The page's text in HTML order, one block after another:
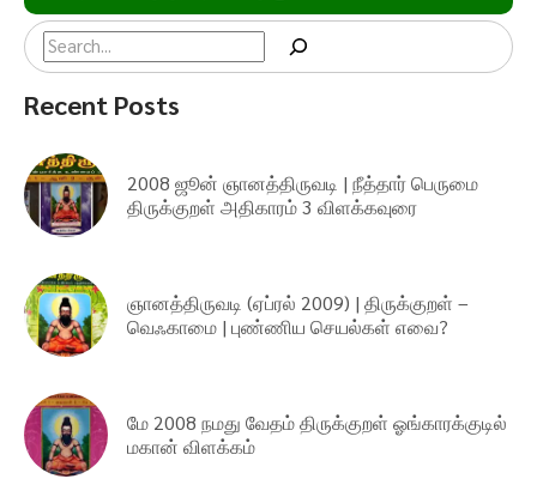
Search
Recent Posts
2008 ஜூன் ஞானத்திருவடி | நீத்தார் பெருமை
திருக்குறள் அதிகாரம் 3 விளக்கவுரை
ஞானத்திருவடி (ஏப்ரல் 2009) | திருக்குறள் –
வெஃகாமை | புண்ணிய செயல்கள் எவை?
மே 2008 நமது வேதம் திருக்குறள் ஓங்காரக்குடில்
மகான் விளக்கம்